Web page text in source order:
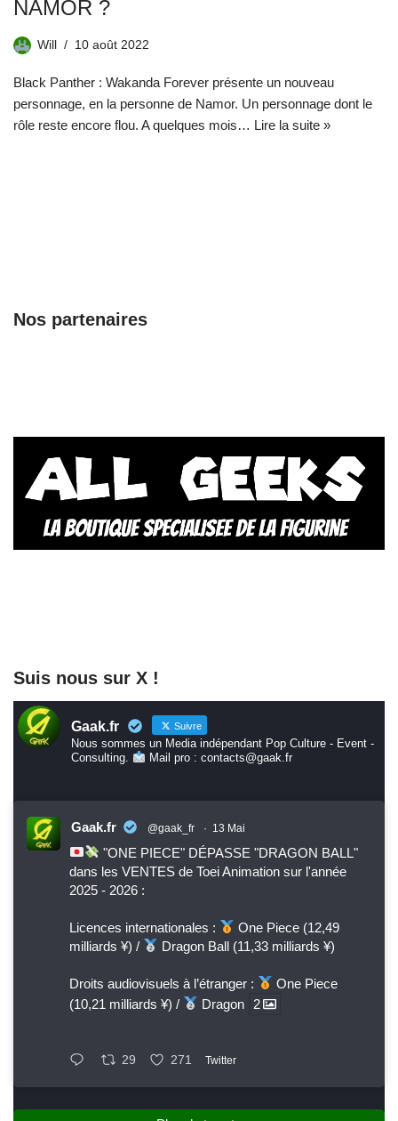
NAMOR ?
Will 10 août 2022
Black Panther : Wakanda Forever présente un nouveau
personnage, en la personne de Namor. Un personnage dont le
rôle reste encore flou. A quelques mois… Lire la suite »
Nos partenaires
Suis nous sur X !
Gaak.fr Suivre
Nous sommes un Media indépendant Pop Culture - Event -
Consulting.
Mail pro : contacts@gaak.fr
Gaak.fr @gaak_fr · 13 Mai
"ONE PIECE" DÉPASSE "DRAGON BALL"
dans les VENTES de Toei Animation sur l'année
2025 - 2026 :
Licences internationales :
One Piece (12,49
milliards ¥) /
Dragon Ball (11,33 milliards ¥)
Droits audiovisuels à l’étranger :
One Piece
(10,21 milliards ¥) /
Dragon 2
29 271 Twitter